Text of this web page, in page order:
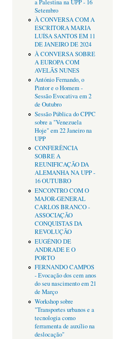
a Palestina na UPP - 16
Setembro
À CONVERSA COM A
ESCRITORA MARIA
LUÍSA SANTOS EM 11
DE JANEIRO DE 2024
À CONVERSA SOBRE
A EUROPA COM
AVELÃS NUNES
António Fernando, o
Pintor e o Homem -
Sessão Evocativa em 2
de Outubro
Sessão Pública do CPPC
sobre a "Venezuela
Hoje" em 22 Janeiro na
UPP
CONFERÊNCIA
SOBRE A
REUNIFICAÇÃO DA
ALEMANHA NA UPP -
16 OUTUBRO
ENCONTRO COM O
MAJOR-GENERAL
CARLOS BRANCO -
ASSOCIAÇÃO
CONQUISTAS DA
REVOLUÇÃO
EUGÉNIO DE
ANDRADE E O
PORTO
FERNANDO CAMPOS
- Evocação dos cem anos
do seu nascimento em 21
de Março
Workshop sobre
"Transportes urbanos e a
tecnologia como
ferramenta de auxílio na
deslocação"